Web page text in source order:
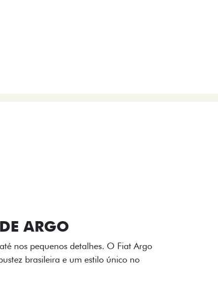
DESIGN INTERNO
também aparecem no interior do
impecável e detalhes escurecidos.